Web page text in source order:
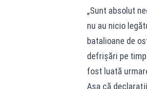
„Sunt absolut
nu au nicio
batalioane de
defrişări pe
fost luată
Aşa că